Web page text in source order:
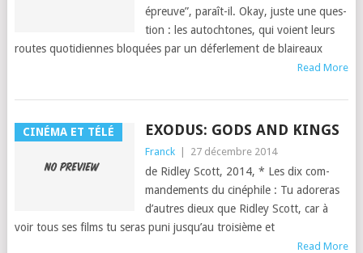
épreuve”, paraît-il. Okay, juste une ques­
tion : les autochtones, qui voient leurs
routes quo­ti­di­ennes blo­quées par un défer­lement de blaireaux
Read More
CINÉMA ET TÉLÉ EXODUS: GODS AND KINGS
Franck 27 décembre 2014
de Rid­ley Scott, 2014, * Les dix com­
man­de­ments du cinéphile : Tu ador­eras
d’autres dieux que Rid­ley Scott, car à
voir tous ses films tu seras puni jusqu’au troisième et
Read More